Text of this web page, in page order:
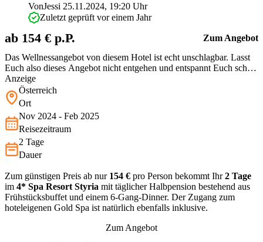
Das Wellnessangebot von diesem Hotel ist echt unschlagbar. Lasst
Euch also dieses Angebot nicht entgehen und entspannt Euch schön
in den verschiedenen Saunen und Pools.
VonJessi 25.11.2024, 19:20 Uhr
Zuletzt geprüft vor einem Jahr
ab 154 € p.P. Zum Angebot
Anzeige
Österreich
Ort
Nov 2024 - Feb 2025
Reisezeitraum
2 Tage
Dauer
Zum günstigen Preis ab nur 154 € pro Person bekommt Ihr2 Tage
im 4* Spa Resort Styria mit täglicher Halbpension bestehend aus
Frühstücksbuffet und einem 6-Gang-Dinner. Der Zugang zum
hoteleigenen Gold Spa ist natürlich ebenfalls inklusive.
Zum Angebot